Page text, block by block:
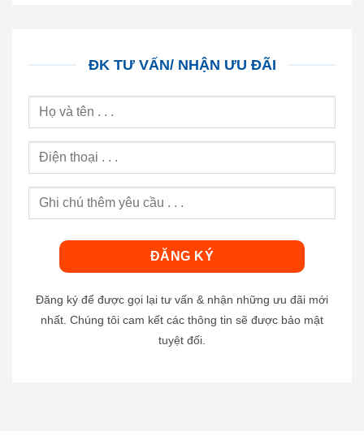
ĐK TƯ VẤN/ NHẬN ƯU ĐÃI
Đăng ký để được gọi lại tư vấn & nhận những ưu đãi mới
nhất. Chúng tôi cam kết các thông tin sẽ được bảo mật
tuyệt đối.